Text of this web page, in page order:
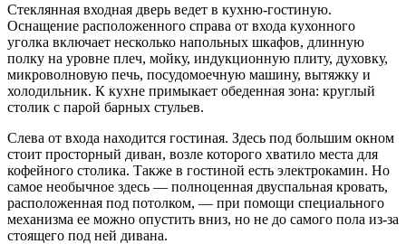
Стеклянная входная дверь ведет в кухню-гостиную.
Оснащение расположенного справа от входа кухонного
уголка включает несколько напольных шкафов, длинную
полку на уровне плеч, мойку, индукционную плиту, духовку,
микроволновую печь, посудомоечную машину, вытяжку и
холодильник. К кухне примыкает обеденная зона: круглый
столик с парой барных стульев.
Слева от входа находится гостиная. Здесь под большим окном
стоит просторный диван, возле которого хватило места для
кофейного столика. Также в гостиной есть электрокамин. Но
самое необычное здесь — полноценная двуспальная кровать,
расположенная под потолком, — при помощи специального
механизма ее можно опустить вниз, но не до самого пола из-за
стоящего под ней дивана.